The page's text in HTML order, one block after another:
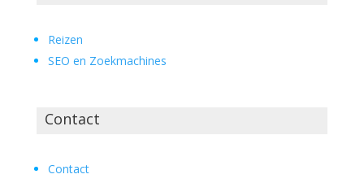
Reizen
SEO en Zoekmachines
Contact
Contact